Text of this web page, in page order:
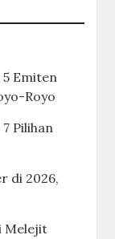
5 Emiten
Royo
Pilihan
di 2026,
Melejit